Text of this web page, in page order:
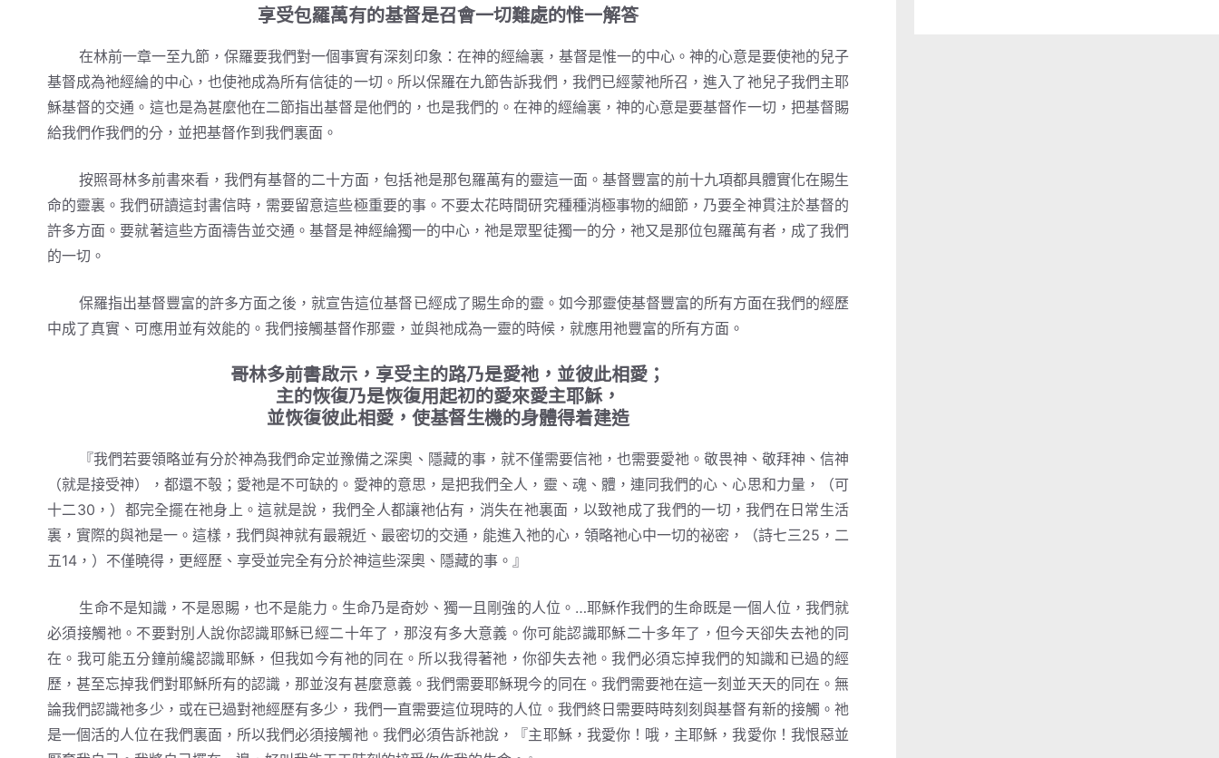
享受包羅萬有的基督是召會一切難處的惟一解答
在林前一章一至九節，保羅要我們對一個事實有深刻印象：在神的經綸裏，基督是惟一的中心。神的心意是要使祂的兒子
基督成為祂經綸的中心，也使祂成為所有信徒的一切。所以保羅在九節告訴我們，我們已經蒙祂所召，進入了祂兒子我們主耶
穌基督的交通。這也是為甚麼他在二節指出基督是他們的，也是我們的。在神的經綸裏，神的心意是要基督作一切，把基督賜
給我們作我們的分，並把基督作到我們裏面。
按照哥林多前書來看，我們有基督的二十方面，包括祂是那包羅萬有的靈這一面。基督豐富的前十九項都具體實化在賜生
命的靈裏。我們研讀這封書信時，需要留意這些極重要的事。不要太花時間研究種種消極事物的細節，乃要全神貫注於基督的
許多方面。要就著這些方面禱告並交通。基督是神經綸獨一的中心，祂是眾聖徒獨一的分，祂又是那位包羅萬有者，成了我們
的一切。
保羅指出基督豐富的許多方面之後，就宣告這位基督已經成了賜生命的靈。如今那靈使基督豐富的所有方面在我們的經歷
中成了真實、可應用並有效能的。我們接觸基督作那靈，並與祂成為一靈的時候，就應用祂豐富的所有方面。
哥林多前書啟示，享受主的路乃是愛祂，並彼此相愛；
主的恢復乃是恢復用起初的愛來愛主耶穌，
並恢復彼此相愛，使基督生機的身體得着建造
『我們若要領略並有分於神為我們命定並豫備之深奧、隱藏的事，就不僅需要信祂，也需要愛祂。敬畏神、敬拜神、信神
（就是接受神），都還不彀；愛祂是不可缺的。愛神的意思，是把我們全人，靈、魂、體，連同我們的心、心思和力量，（可
十二30，）都完全擺在祂身上。這就是說，我們全人都讓祂佔有，消失在祂裏面，以致祂成了我們的一切，我們在日常生活
裏，實際的與祂是一。這樣，我們與神就有最親近、最密切的交通，能進入祂的心，領略祂心中一切的祕密，（詩七三25，二
五14，）不僅曉得，更經歷、享受並完全有分於神這些深奧、隱藏的事。』
生命不是知識，不是恩賜，也不是能力。生命乃是奇妙、獨一且剛強的人位。…耶穌作我們的生命既是一個人位，我們就
必須接觸祂。不要對別人說你認識耶穌已經二十年了，那沒有多大意義。你可能認識耶穌二十多年了，但今天卻失去祂的同
在。我可能五分鐘前纔認識耶穌，但我如今有祂的同在。所以我得著祂，你卻失去祂。我們必須忘掉我們的知識和已過的經
歷，甚至忘掉我們對耶穌所有的認識，那並沒有甚麼意義。我們需要耶穌現今的同在。我們需要祂在這一刻並天天的同在。無
論我們認識祂多少，或在已過對祂經歷有多少，我們一直需要這位現時的人位。我們終日需要時時刻刻與基督有新的接觸。祂
是一個活的人位在我們裏面，所以我們必須接觸祂。我們必須告訴祂說，『主耶穌，我愛你！哦，主耶穌，我愛你！我恨惡並